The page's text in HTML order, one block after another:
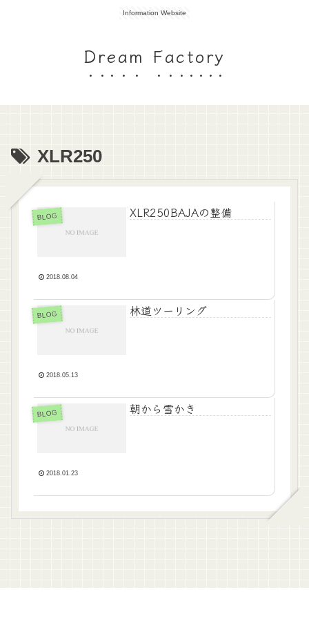
Information Website
Dream Factory
XLR250
BLOG XLR250BAJAの整備
2018.08.04
BLOG 林道ツーリング
2018.05.13
BLOG 朝から雪かき
2018.01.23